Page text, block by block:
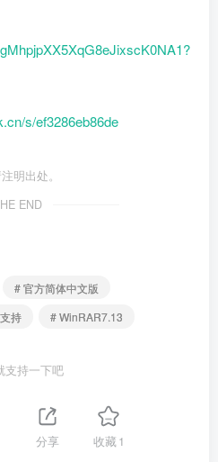
s/ef3286eb86de
明出处。
END
# 官方简体中文版
持 # WinRAR7.13
支持一下吧
分享 收藏1